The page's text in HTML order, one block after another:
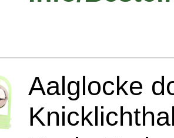
Aalglocke